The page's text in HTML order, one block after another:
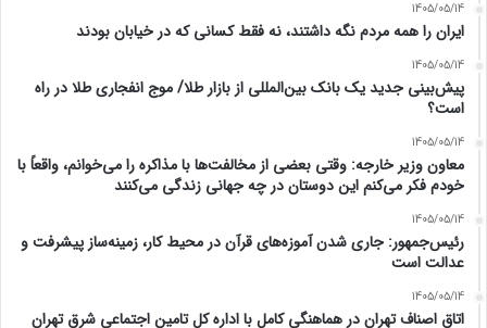
1405/05/14
ایران را همه مردم نگه داشتند، نه فقط کسانی که در خیابان بودند
1405/05/14
پیش‌بینی جدید یک بانک بین‌المللی از بازار طلا/ موج انفجاری طلا در راه
است؟
1405/05/14
معاون وزیر خارجه: وقتی بعضی از مخالفت‌ها با مذاکره را می‌خوانم، واقعاً با
خودم فکر می‌کنم این دوستان در چه جهانی زندگی می‌کنند
1405/05/14
رئیس‌جمهور: جاری شدن آموزه‌های قرآن در محیط کار، زمینه‌ساز پیشرفت و
عدالت است
1405/05/14
اتاق اصناف تهران در هماهنگی کامل با اداره کل تامین اجتماعی شرق تهران